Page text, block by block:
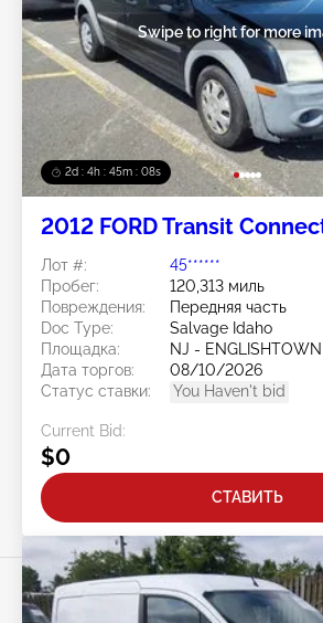
2d : 4h : 45m : 05s
Swipe to right for more
2012 FORD Transit
Лот #:
45******
Пробег:
120,313 миль
Повреждения:
Передняя часть
Doc Type:
Salvage Idaho
Площадка:
NJ - ENGLISHTOWN
Дата торгов:
08/10/2026
Статус ставки:
You Haven't bid
Current Bid:
$0
СТАВИТЬ